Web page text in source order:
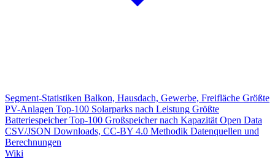
Segment-Statistiken Balkon, Hausdach, Gewerbe, Freifläche Größte
PV-Anlagen Top-100 Solarparks nach Leistung Größte
Batteriespeicher Top-100 Großspeicher nach Kapazität Open Data
CSV/JSON Downloads, CC-BY 4.0 Methodik Datenquellen und
Berechnungen
Wiki